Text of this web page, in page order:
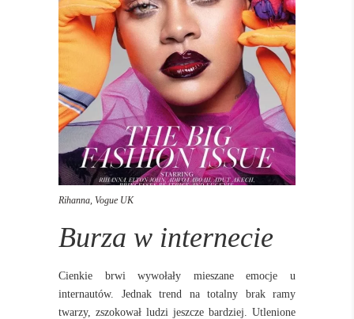
Rihanna, Vogue UK
Burza w internecie
Cienkie brwi wywołały mieszane emocje u
internautów. Jednak trend na totalny brak ramy
twarzy, zszokował ludzi jeszcze bardziej. Utlenione